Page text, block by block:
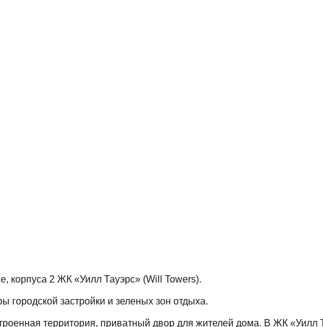
корпуса 2 ЖК «Уилл Тауэрс» (Will Towers).
городской застройки и зеленых зон отдыха.
территория, приватный двор для жителей дома. В ЖК «Уилл